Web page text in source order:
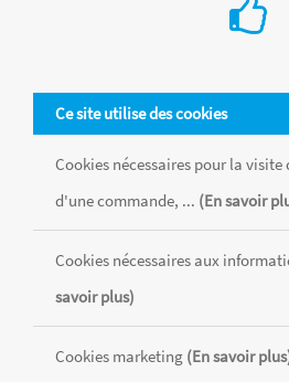
Ce site utilise des cookies
Cookies nécessaires pour la
d'une commande, ... (En savoir
Cookies nécessaires aux
savoir plus)
Cookies marketing (En savoir
Tous les produits sont vendus dans la
chaque magasin, toutes taxes comprises.